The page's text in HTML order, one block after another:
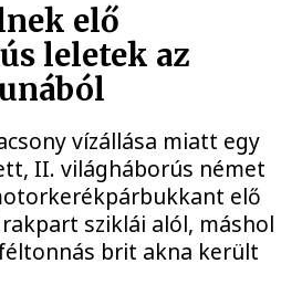
elő
leletek az
vízállása miatt egy
II. világháborús német
elő
sziklái alól, máshol
brit akna került